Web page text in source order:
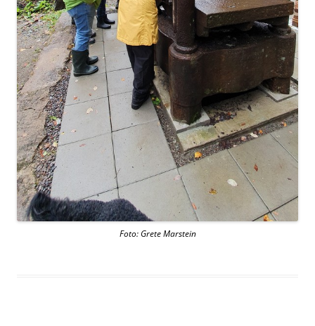
Foto: Grete Marstein